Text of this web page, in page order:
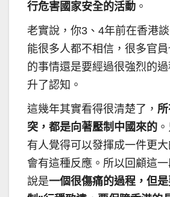
行危害國家安全的活動 。
老實說，你3、4年前在香港談
能很多人都不相信，很多官
的事情還是要經過很強烈的
升了認知。
這幾年其實看得很清楚了，
突，都是向著壓制中國來的
有人覺得可以發揮成一件更
會有這種反應。所以回顧這
說是一個很傷痛的過程，但